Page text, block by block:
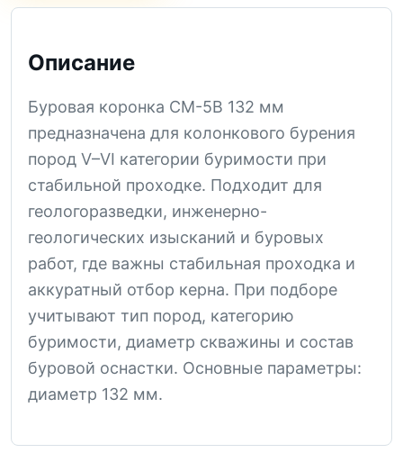
Описание
Буровая коронка СМ-5В 132 мм
предназначена для колонкового бурения
пород V–VI категории буримости при
стабильной проходке. Подходит для
геологоразведки, инженерно-
геологических изысканий и буровых
работ, где важны стабильная проходка и
аккуратный отбор керна. При подборе
учитывают тип пород, категорию
буримости, диаметр скважины и состав
буровой оснастки. Основные параметры:
диаметр 132 мм.